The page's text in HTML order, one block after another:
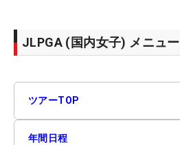
JLPGA (国内女子) メニュー
ツアーTOP
年間日程